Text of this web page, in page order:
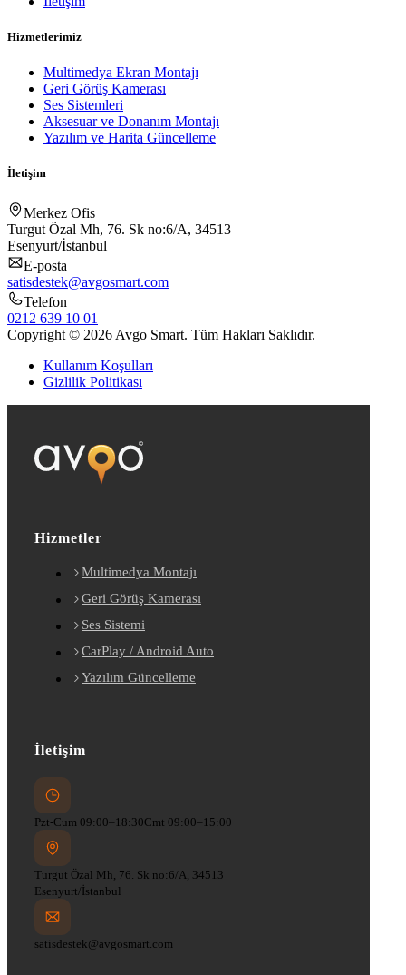
Hizmetlerimiz
Multimedya Ekran Montajı
Geri Görüş Kamerası
Ses Sistemleri
Aksesuar ve Donanım Montajı
Yazılım ve Harita Güncelleme
İletişim
Merkez Ofis
Turgut Özal Mh, 76. Sk no:6/A, 34513
Esenyurt/İstanbul
E-posta
satisdestek@avgosmart.com
Telefon
0212 639 10 01
Copyright © 2026 Avgo Smart. Tüm Hakları Saklıdır.
Kullanım Koşulları
Gizlilik Politikası
Hizmetler
Multimedya Montajı
Geri Görüş Kamerası
Ses Sistemi
CarPlay / Android Auto
Yazılım Güncelleme
İletişim
Pzt-Cum 09:00–18:30Cmt 09:00–15:00
Turgut Özal Mh, 76. Sk no:6/A, 34513
Esenyurt/İstanbul
satisdestek@avgosmart.com